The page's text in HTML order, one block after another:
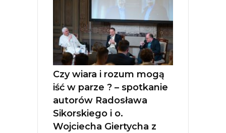
Czy wiara i rozum mogą
iść w parze ? – spotkanie
autorów Radosława
Sikorskiego i o.
Wojciecha Giertycha z